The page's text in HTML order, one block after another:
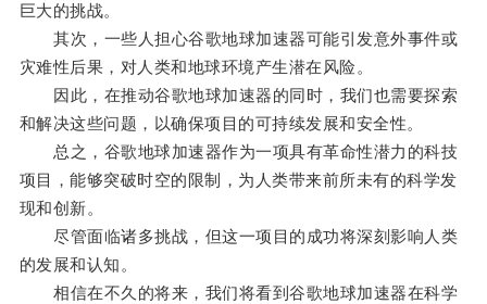
巨大的挑战。
其次，一些人担心谷歌地球加速器可能引发意外事件或
灾难性后果，对人类和地球环境产生潜在风险。
因此，在推动谷歌地球加速器的同时，我们也需要探索
和解决这些问题，以确保项目的可持续发展和安全性。
总之，谷歌地球加速器作为一项具有革命性潜力的科技
项目，能够突破时空的限制，为人类带来前所未有的科学发
现和创新。
尽管面临诸多挑战，但这一项目的成功将深刻影响人类
的发展和认知。
相信在不久的将来，我们将看到谷歌地球加速器在科学